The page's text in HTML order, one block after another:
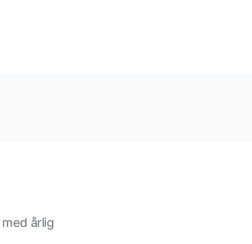
årlig